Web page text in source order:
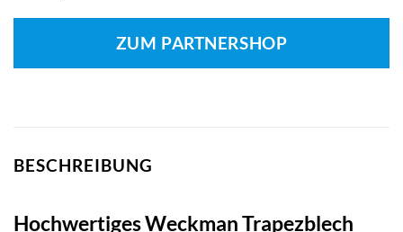
ZUM PARTNERSHOP
BESCHREIBUNG
Hochwertiges Weckman Trapezblech